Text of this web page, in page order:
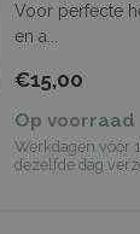
Voor perfecte
en a...
€15,00
Op voorraad
Werkdagen vóór
dezelfde dag